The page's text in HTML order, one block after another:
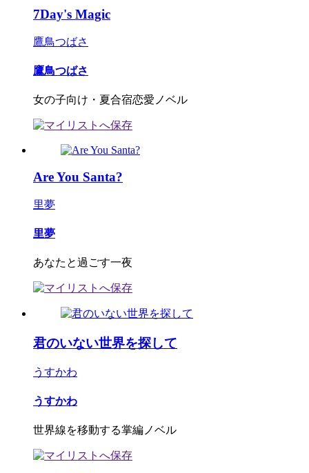
7Day's Magic
鷹鳥つばさ
鷹鳥つばさ
女の子向け・夏合宿恋愛ノベル
Are You Santa?
里夢
里夢
あなたと過ごす一夜
君のいない世界を探して
うすかわ
うすかわ
世界線を移動する掌編ノベル